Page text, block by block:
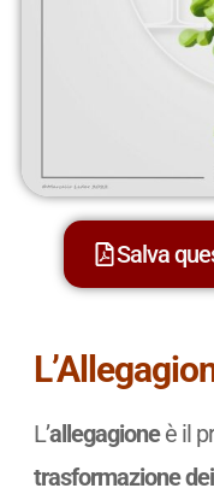
Salva
L’allegagioneè il
trasformazione dei